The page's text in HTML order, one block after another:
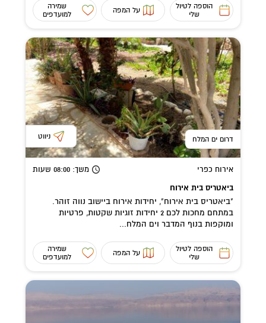
הוספה לטיול
שלי
על המפה
שמירה
למועדפים
דרום ים המלח ניווט
אירוח כפרי משך: 08:00 שעות
ביאטריס בית אירוח
"ביאטריס בית אירוח", יחידות אירוח ביישוב נווה זוהר.
במתחם מחכות לכם 2 יחידות זוגיות שקטות, פרטיות
ומוקפות בנוף המדבר וים המלח...
הוספה לטיול
שלי
על המפה
שמירה
למועדפים